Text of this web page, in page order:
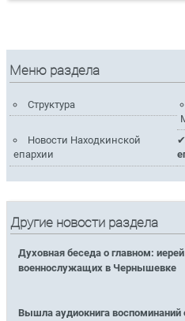
Меню раздела
Структура
Новости Находкинской
епархии
Другие новости раздела
Духовная беседа о главном:
военнослужащих в Чернышевке
Вышла аудиокнига воспоминаний